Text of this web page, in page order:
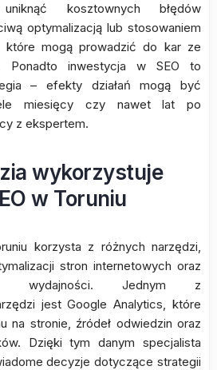
kosztownych błędów
optymalizacją lub stosowaniem
które mogą prowadzić do kar ze
Ponadto inwestycja w SEO to
– efekty działań mogą być
miesięcy czy nawet lat po
z ekspertem.
wykorzystuje
w Toruniu
korzysta z różnych narzędzi,
stron internetowych oraz
wydajności. Jednym z
jest Google Analytics, które
na stronie, źródeł odwiedzin oraz
Dzięki tym danym specjalista
decyzje dotyczące strategii